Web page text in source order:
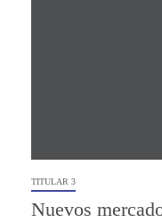
TITULAR 3
Nuevos